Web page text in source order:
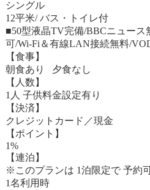
シングル
12平米/ バス・トイレ付
■50型液晶TV完備/BBCニュース
可/Wi-Fi＆有線LAN接続無料/
【食事】
朝食あり 夕食なし
【人数】
1人 子供料金設定有り
【決済】
クレジットカード／現金
【ポイント】
1%
【連泊】
※このプランは 1泊限定で 予約
1名利用時